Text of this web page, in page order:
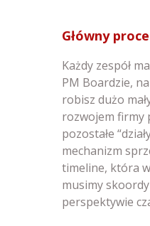
Główny
Każdy zespół
PM Boardzie,
robisz dużo
rozwojem firmy
pozostałe
mechanizm
timeline, która
musimy
perspektywie